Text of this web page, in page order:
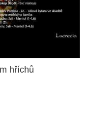
hříchů